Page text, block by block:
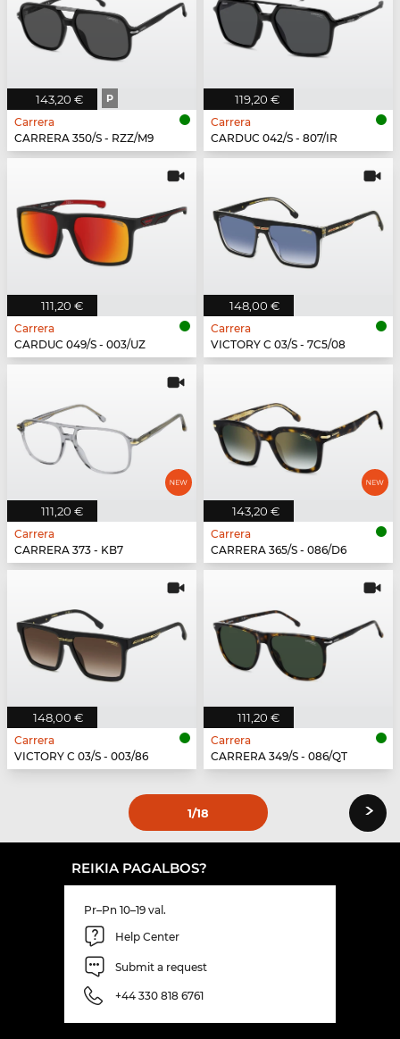
143,20 € P
Carrera
CARRERA 350/S - RZZ/M9
119,20 €
Carrera
CARDUC 042/S - 807/IR
111,20 €
Carrera
CARDUC 049/S - 003/UZ
148,00 €
Carrera
VICTORY C 03/S - 7C5/08
111,20 €
Carrera
CARRERA 373 - KB7
143,20 €
Carrera
CARRERA 365/S - 086/D6
148,00 €
Carrera
VICTORY C 03/S - 003/86
111,20 €
Carrera
CARRERA 349/S - 086/QT
1/18 ›
REIKIA PAGALBOS?
Pr–Pn 10–19 val.
Help Center
Submit a request
+44 330 818 6761